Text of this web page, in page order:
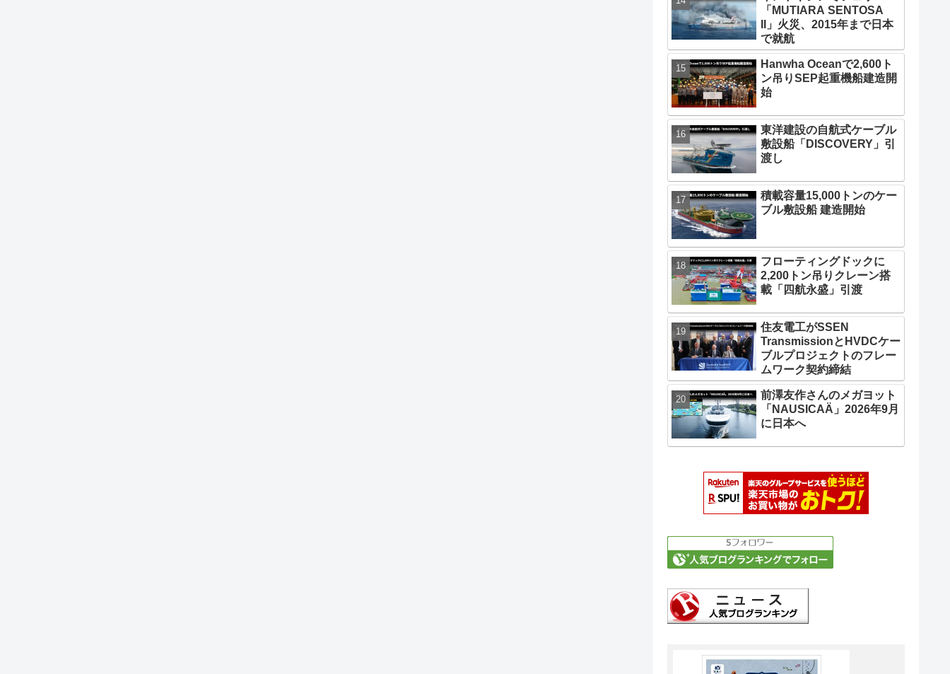
「MUTIARA SENTOSA
II」火災、2015年まで日本
で就航
Hanwha Oceanで2,600ト
ン吊りSEP起重機船建造開
始
東洋建設の自航式ケーブル
敷設船「DISCOVERY」引
渡し
積載容量15,000トンのケー
ブル敷設船 建造開始
フローティングドックに
2,200トン吊りクレーン搭
載「四航永盛」引渡
住友電工がSSEN
TransmissionとHVDCケー
ブルプロジェクトのフレー
ムワーク契約締結
前澤友作さんのメガヨット
「NAUSICAÄ」2026年9月
に日本へ